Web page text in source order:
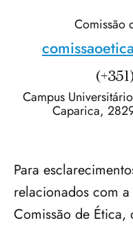
Comissão
Campus
Caparica,
Para
relacionados com
Comissão de Ética,